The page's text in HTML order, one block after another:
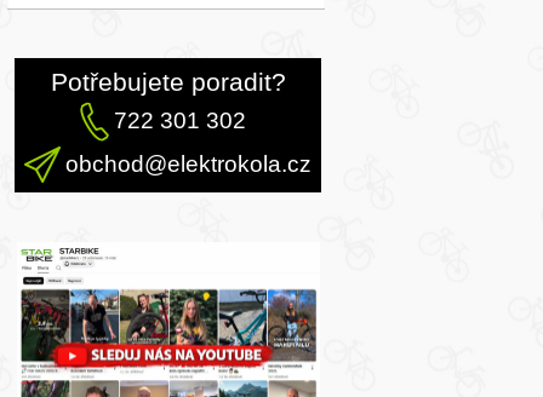
Potřebujete poradit?
722 301 302
obchod@elektrokola.cz